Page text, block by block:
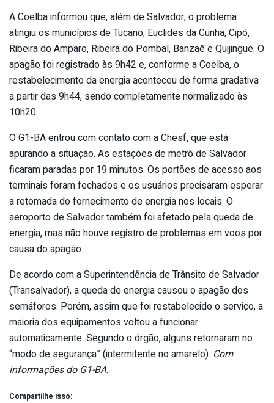
A Coelba informou que, além de Salvador, o problema
atingiu os municípios de Tucano, Euclides da Cunha, Cipó,
Ribeira do Amparo, Ribeira do Pombal, Banzaê e Quijingue. O
apagão foi registrado às 9h42 e, conforme a Coelba, o
restabelecimento da energia aconteceu de forma gradativa
a partir das 9h44, sendo completamente normalizado às
10h20.
O G1-BA entrou com contato com a Chesf, que está
apurando a situação. As estações de metrô de Salvador
ficaram paradas por 19 minutos. Os portões de acesso aos
terminais foram fechados e os usuários precisaram esperar
a retomada do fornecimento de energia nos locais. O
aeroporto de Salvador também foi afetado pela queda de
energia, mas não houve registro de problemas em voos por
causa do apagão.
De acordo com a Superintendência de Trânsito de Salvador
(Transalvador), a queda de energia causou o apagão dos
semáforos. Porém, assim que foi restabelecido o serviço, a
maioria dos equipamentos voltou a funcionar
automaticamente. Segundo o órgão, alguns retornaram no
“modo de segurança” (intermitente no amarelo). Com
informações do G1-BA.
Compartilhe isso: